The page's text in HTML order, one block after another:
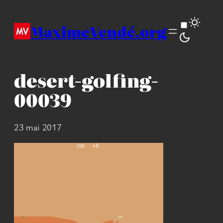
contenuMaximeVendé.org
desert-golfing-
00039
23 mai 2017